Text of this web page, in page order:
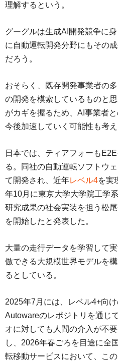
理解するという。
グーグルは生成AI開発競争に
に自動運転開発分野にもその
だろう。
おそらく、既存開発事業者の
の開発を模索しているものと
がカギを握るため、AI事業者
今後加速していく可能性も考え
日本では、ティアフォーも
る。同社の自動運転ソフトウ
て開発され、近年レベル4を実
年10月に東京大学大学院工学
研究成果の社会実装を担う松
を開始したと発表した。
大量の走行データを学習して
倣できる大規模世界モデルを
るとしている。
2025年7月には、レベル4+向
Autowareのレポジトリを通じ
オに対しても人間の介入が不
し、2026年春ごろを目途に全
転移動サービスにおいて、こ